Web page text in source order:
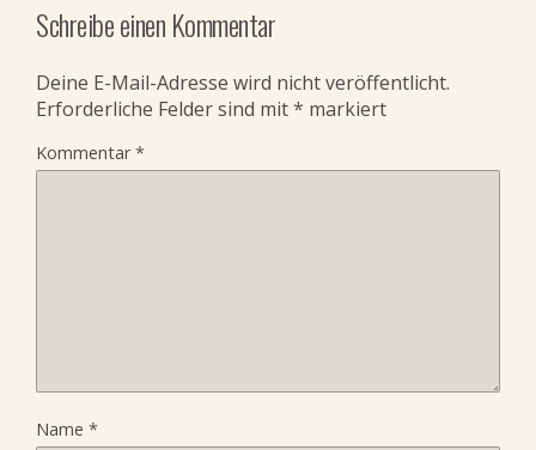
Schreibe einen Kommentar
Deine E-Mail-Adresse wird nicht veröffentlicht.
Erforderliche Felder sind mit* markiert
Kommentar*
Name *